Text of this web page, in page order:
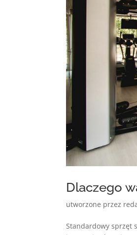
Dlaczego
utworzone przez
Standardowy sprzęt